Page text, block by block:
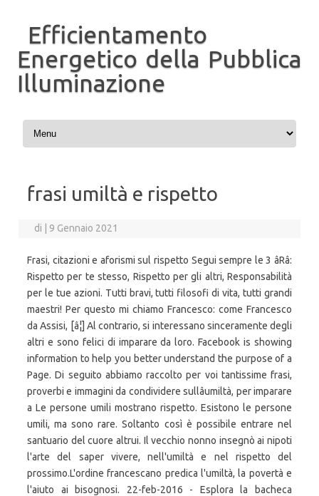
Efficientamento
Energetico della Pubblica
Illuminazione
Vai al contenuto
frasi umiltà e rispetto
di 9 Gennaio 2021
Frasi, citazioni e aforismi sul rispetto Segui sempre le 3 âRâ:
Rispetto per te stesso, Rispetto per gli altri, Responsabilità
per le tue azioni. Tutti bravi, tutti filosofi di vita, tutti grandi
maestri! Per questo mi chiamo Francesco: come Francesco
da Assisi, [â¦] Al contrario, si interessano sinceramente degli
altri e sono felici di imparare da loro. Facebook is showing
information to help you better understand the purpose of a
Page. Di seguito abbiamo raccolto per voi tantissime frasi,
proverbi e immagini da condividere sullâumiltà, per imparare
a Le persone umili mostrano rispetto. Esistono le persone
umili, ma sono rare. Soltanto così è possibile entrare nel
santuario del cuore altrui. Il vecchio nonno insegnò ai nipoti
l'arte del saper vivere, nell'umiltà e nel rispetto del
prossimo.L'ordine francescano predica l'umiltà, la povertà e
l'aiuto ai bisognosi. 22-feb-2016 - Esplora la bacheca